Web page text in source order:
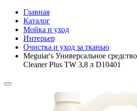
Главная
Каталог
Мойка и уход
Интерьер
Очистка и уход за тканью
Meguiar's Универсальное
Cleaner Plus TW 3,8 л D10401